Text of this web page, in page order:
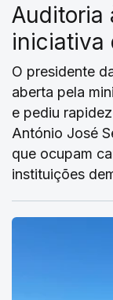
Auditoria
iniciativa
O presidente
aberta pela
e pediu
António José
que ocupam
instituições